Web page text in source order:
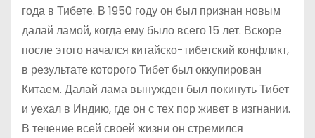
года в Тибете. В 1950 году он был признан новым
далай ламой, когда ему было всего 15 лет. Вскоре
после этого начался китайско-тибетский конфликт,
в результате которого Тибет был оккупирован
Китаем. Далай лама вынужден был покинуть Тибет
и уехал в Индию, где он с тех пор живет в изгнании.
В течение всей своей жизни он стремился